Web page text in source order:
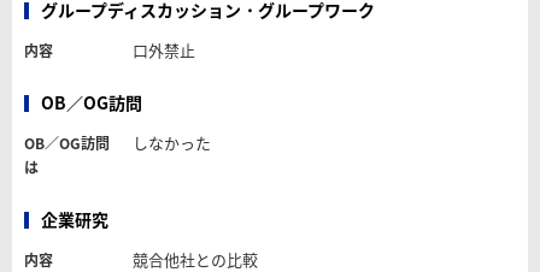
グループディスカッション・グループワーク
内容 口外禁止
OB／OG訪問
OB／OG訪問
は
しなかった
企業研究
内容 競合他社との比較